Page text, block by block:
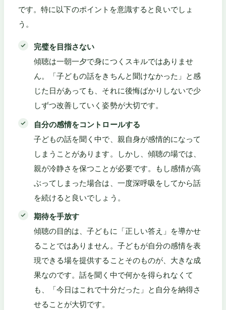
です。特に以下のポイントを意識すると良いでしょ
う。
完璧を目指さない
傾聴は一朝一夕で身につくスキルではありませ
ん。「子どもの話をきちんと聞けなかった」と感
じた日があっても、それに後悔ばかりしないで少
しずつ改善していく姿勢が大切です。
自分の感情をコントロールする
子どもの話を聞く中で、親自身が感情的になって
しまうことがあります。しかし、傾聴の場では、
親が冷静さを保つことが必要です。もし感情が高
ぶってしまった場合は、一度深呼吸をしてから話
を続けると良いでしょう。
期待を手放す
傾聴の目的は、子どもに「正しい答え」を導かせ
ることではありません。子どもが自分の感情を表
現できる場を提供することそのものが、大きな成
果なのです。話を聞く中で何かを得られなくて
も、「今日はこれで十分だった」と自分を納得さ
せることが大切です。